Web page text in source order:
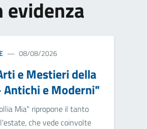
evidenza
08/08/2026
e Mestieri della
e Moderni"
Mia" ripropone il tanto
che vede coinvolte